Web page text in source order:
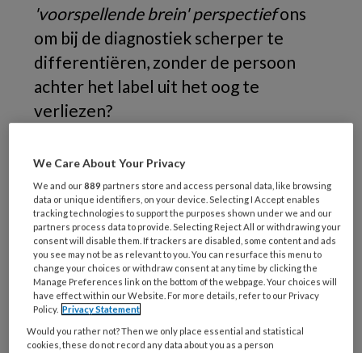
'voorspellende brein' perspectiefons
om bij de diagnostiek scherper te
differentiëren, zonder de persoon
achter het label uit het oog te
verliezen?
gemist of gemaskeerd?In deze bijdrage
behandelt de auteur twee voorbeeldcases,
Myrthe en Lieke.
Myrthe (27) wordt bij de ggz aangemeld
vanwege prikkelgevoeligheid, moeite met
veranderingen en sociale
teruggetrokkenheid.
overprikkeld in groepen, plant alles tot in
We Care About Your Privacy
We and our889 partners store and access personal data, like browsing
data or unique identifiers, on your device. Selecting I Accept enables
tracking technologies to support the purposes shown under we and our
partners process data to provide. Selecting Reject All or withdrawing your
consent will disable them. If trackers are disabled, some content and ads
you see may not be as relevant to you. You can resurface this menu to
change your choices or withdraw consent at any time by clicking the
Manage Preferences link on the bottom of the webpage. Your choices will
have effect within our Website. For more details, refer to our Privacy
Policy. Privacy Statement
Would you rather not? Then we only place essential and statistical
cookies, these do not record any data about you as a person